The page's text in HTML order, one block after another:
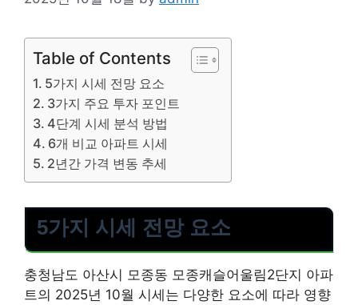
Table of Contents
5가지 시세 전망 요소
3가지 주요 투자 포인트
4단계 시세 분석 방법
6개 비교 아파트 시세
2년간 가격 변동 추세
5가지 시세 전망 요소
충청남도 아산시 모종동 모종캐슬어울림2단지 아파
트의 2025년 10월 시세는 다양한 요소에 따라 영향